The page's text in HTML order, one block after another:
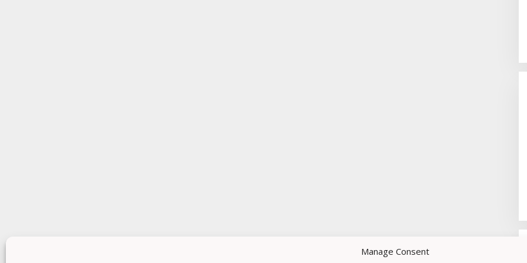
Manage Consent